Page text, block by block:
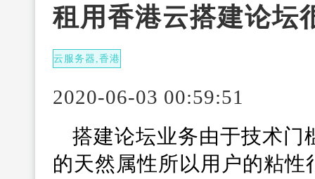
租用香港云搭建论坛
云服务器,香港
2020-06-03 00:59:51
搭建论坛业务由于技术门
的天然属性所以用户的粘